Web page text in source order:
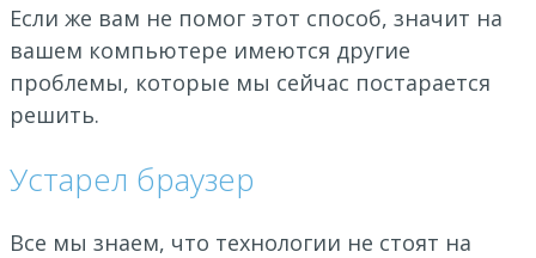
Если же вам не помог этот способ, значит на
вашем компьютере имеются другие
проблемы, которые мы сейчас постарается
решить.
Устарел браузер
Все мы знаем, что технологии не стоят на